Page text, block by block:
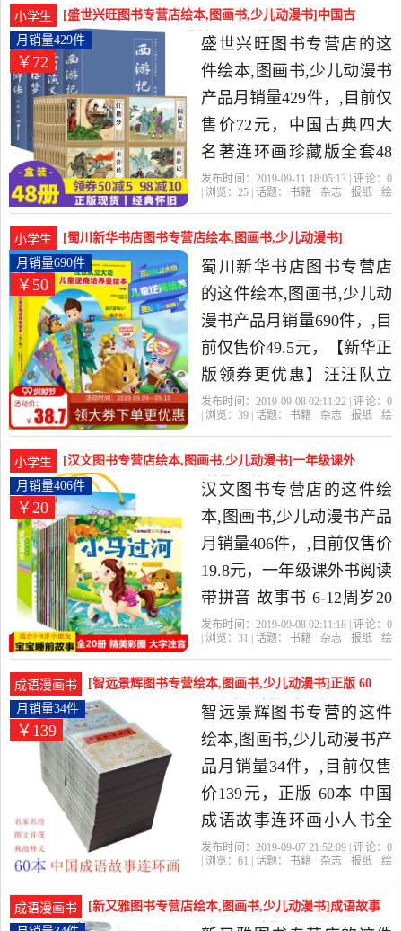
小学生读物赛罗欧布迪迦
奥特曼书全集是2019年亲
子树图书专营店精选书籍,
杂志,报纸当中性价比很高
的绘本,图画书,少儿动漫
书，由江苏 淮安发货。
小学生
[盛世兴旺图书专营店绘本,图画书,少儿动漫书]中国古
典四大名著连环画珍藏版全套48月销量429件仅售72
元
￥72
月销量429件
盛世兴旺图书专营店的这
件绘本,图画书,少儿动漫书
产品月销量429件，,目前仅
售价72元，中国古典四大
名著连环画珍藏版全套48
册西游记 水浒传 红楼梦 三
旧经典儿童绘本10-13岁漫
画书小学生课外书是2019
年盛世兴旺图书专营店精
选书籍,杂志,报纸当中性价
比很高的绘本,图画书,少儿
动漫书，由湖北 武汉发
货。
发布时间：2019-09-11 18:05:13 | 评论： 0
| 浏览： 25 | 话题： 书籍 杂志 报纸
绘
小学生
[蜀川新华书店图书专营店绘本,图画书,少儿动漫书]
【新华正版领券更优惠】汪汪队立大功图月销量690
件仅售49.5元
￥50
月销量690件
蜀川新华书店图书专营店
的这件绘本,图画书,少儿动
漫书产品月销量690件，,目
前仅售价49.5元，【新华正
版领券更优惠】汪汪队立
大功图书儿童逆商培养美
画书3-6-7-10幼儿园小学生
漫画书汪汪队故事书td是
2019年蜀川新华书店图书
专营店精选书籍,杂志,报纸
当中性价比很高的绘本,图
画书,少儿动漫书，由天津
发货。
发布时间：2019-09-08 02:11:22 | 评论： 0
| 浏览： 39 | 话题： 书籍 杂志 报纸
绘
小学生
[汉文图书专营店绘本,图画书,少儿动漫书]一年级课外
书阅读带拼音 故事书 6-月销量406件仅售19.8元
￥20
月销量406件
汉文图书专营店的这件绘
本,图画书,少儿动漫书产品
月销量406件，,目前仅售价
19.8元，一年级课外书阅读
带拼音 故事书 6-12周岁20
册 小学生书籍二年级课外
前故事书幼儿园3-7-8-10岁
读物漫画书是2019年汉文
图书专营店精选书籍,杂志,
报纸当中性价比很高的绘
本,图画书,少儿动漫书，由
浙江 杭州发货。
发布时间：2019-09-08 02:11:18 | 评论： 0
| 浏览： 31 | 话题： 书籍 杂志 报纸
绘
成语漫画书
[智远景辉图书专营绘本,图画书,少儿动漫书]正版 60
本 中国成语故事连环画小人月销量34件仅售139元
￥139
月销量34件
智远景辉图书专营的这件
绘本,图画书,少儿动漫书产
品月销量34件，,目前仅售
价139元，正版 60本 中国
成语故事连环画小人书全
套老版怀旧珍藏 儿童书漫
装历史故事人物典故出处
发布时间：2019-09-07 21:52:09 | 评论： 0
| 浏览： 61 | 话题： 书籍 杂志 报纸
绘
成语漫画书
[新又雅图书专营店绘本,图画书,少儿动漫书]成语故事